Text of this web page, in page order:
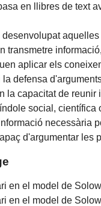
en llibres de text
transmetre
aplicar els
defensa
la capacitat de
social, científica
necessària
d'argumentar les
en el model de
en el model de